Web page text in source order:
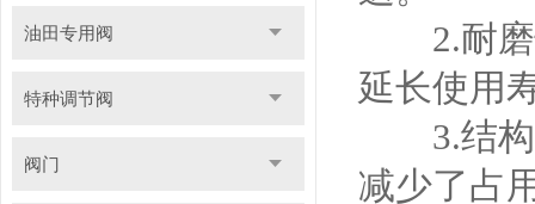
油田专用阀
特种调节阀
阀门
2.耐磨
延长使用
3.结构
减少了占